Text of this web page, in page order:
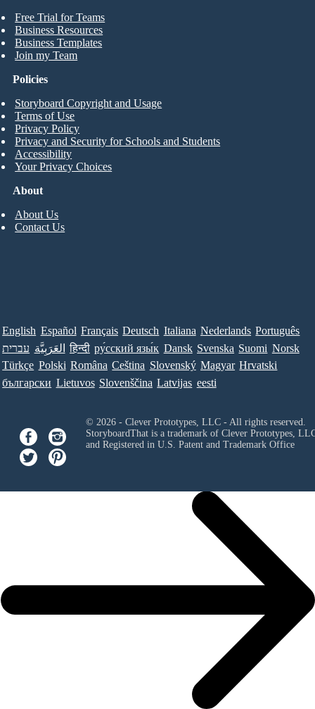
Free Trial for Teams
Business Resources
Business Templates
Join my Team
About
About Us
Contact Us
Policies
Storyboard Copyright and Usage
Terms of Use
Privacy Policy
Privacy and Security for Schools and Students
Accessibility
Your Privacy Choices
English Español Français Deutsch Italiana Nederlands Português
עברית العَرَبِيَّة हिन्दी ру́сский язы́к Dansk Svenska Suomi Norsk
Türkçe Polski Româna Ceština Slovenský Magyar Hrvatski
български Lietuvos Slovenščina Latvijas eesti
© 2026 - Clever Prototypes, LLC - All rights reserved.
StoryboardThat is a trademark of Clever Prototypes,
and Registered in U.S. Patent and Trademark Office